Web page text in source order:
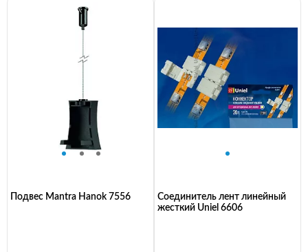
Подвес Mantra Hanok 7556
Соединитель лент линейный
жесткий Uniel 6606